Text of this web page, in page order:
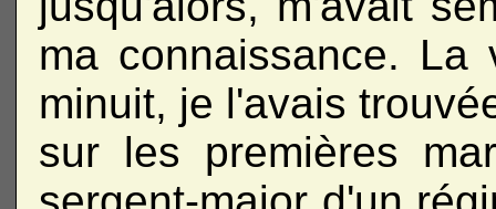
ma connaissance.
minuit, je l'avais
sur les premières